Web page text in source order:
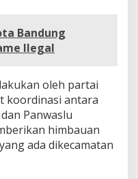
K
c
m
a
Bandung
Ilegal
oleh partai
koordinasi antara
Panwaslu
himbauan
ada dikecamatan